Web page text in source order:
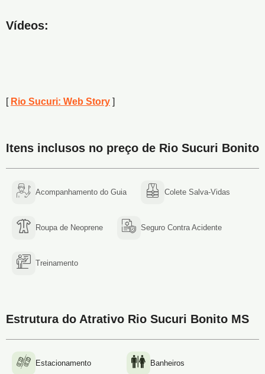
Vídeos:
[ Rio Sucuri: Web Story ]
Itens inclusos no preço de Rio Sucuri Bonito
Acompanhamento do Guia Colete Salva-Vidas
Roupa de Neoprene Seguro Contra Acidente
Treinamento
Estrutura do Atrativo Rio Sucuri Bonito MS
Estacionamento Banheiros